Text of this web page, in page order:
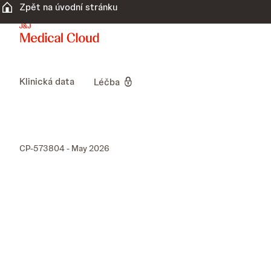
Zpět na úvodní stránku
Klinická data Léčba
CP-573804 - May 2026